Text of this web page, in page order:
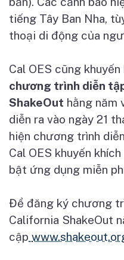
tiếng Tây Ban Nha,
thoại di động của ng
Cal OES cũng khuyến
chương trình diễn tậ
ShakeOut hằng năm
diễn ra vào ngày 21
hiện chương trình diễ
Cal OES khuyến khích
bật ứng dụng miễn
Để đăng ký chương
California ShakeOut
cập